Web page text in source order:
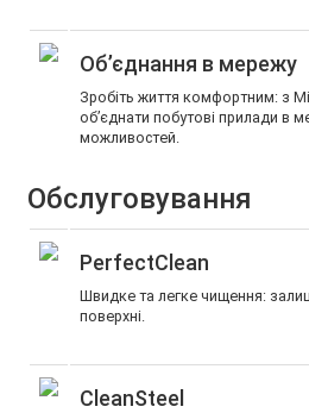
Об’єднання в мережу
Зробіть життя комфортним: з
об’єднати побутові прилади в
можливостей.
Обслуговування
PerfectClean
Швидке та легке чищення:
поверхні.
CleanSteel